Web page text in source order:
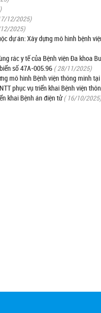
12/2025)
2025)
dự án: Xây dựng mô hình bệnh
rác y tế của Bệnh viện Đa khoa
số 47A-005.96 ( 28/11/2025)
mô hình Bệnh viện thông minh
phục vụ triển khai Bệnh viện
khai Bệnh án điện tử ( 16/10/2025)